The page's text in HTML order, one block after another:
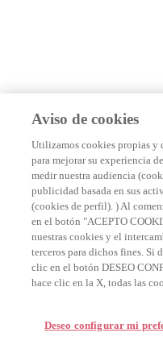
Aviso de cookies
Utilizamos cookies propias y
para mejorar su experiencia
medir nuestra audiencia
publicidad basada en sus
(cookies de perfil). ) Al
en el botón "ACEPTO
nuestras cookies y el
terceros para dichos fines. Si
clic en el botón DESEO
hace clic en la X, todas las
Deseo configurar mi